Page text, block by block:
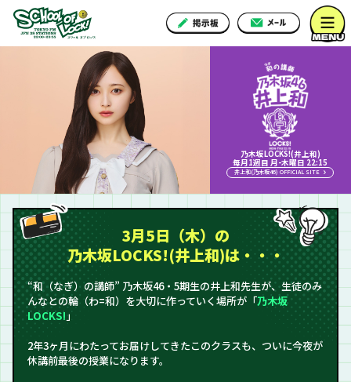
乃木坂LOCKS!(井上和)
毎月1週目 月-木曜日 22:15
井上和(乃木坂46) OFFICIAL SITE
3月5日（木）の
乃木坂LOCKS!(井上和)は・・・
“和（なぎ）の講師” 乃木坂46・5期生の井上和先生が、生徒のみ
んなとの輪（わ=和）を大切に作っていく場所が「乃木坂
LOCKS!」
2年3ヶ月にわたってお届けしてきたこのクラスも、ついに今夜が
休講前最後の授業になります。